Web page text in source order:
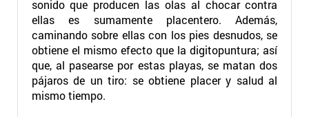
sonido que producen las olas al chocar contra
ellas es sumamente placentero. Además,
caminando sobre ellas con los pies desnudos, se
obtiene el mismo efecto que la digitopuntura; así
que, al pasearse por estas playas, se matan dos
pájaros de un tiro: se obtiene placer y salud al
mismo tiempo.